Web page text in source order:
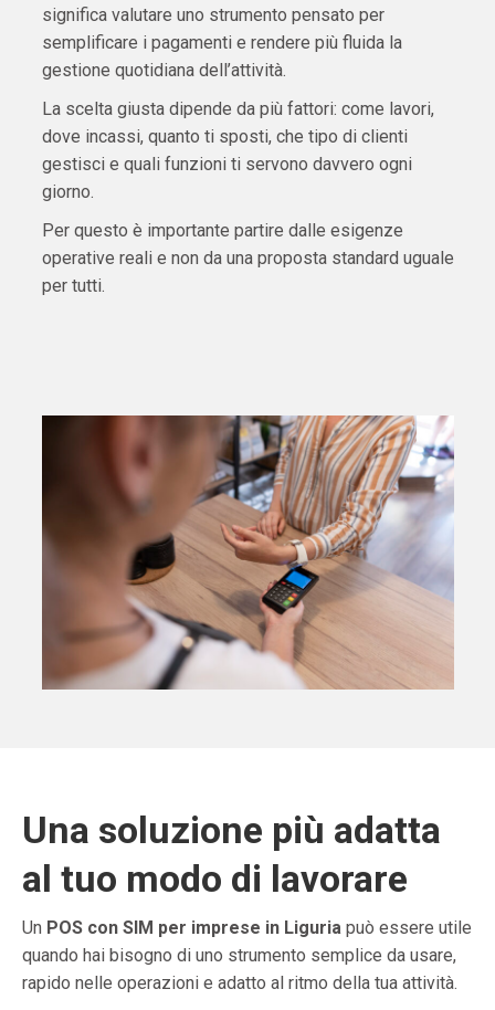
significa valutare uno strumento pensato per
semplificare i pagamenti e rendere più fluida la
gestione quotidiana dell’attività.
La scelta giusta dipende da più fattori: come lavori,
dove incassi, quanto ti sposti, che tipo di clienti
gestisci e quali funzioni ti servono davvero ogni
giorno.
Per questo è importante partire dalle esigenze
operative reali e non da una proposta standard uguale
per tutti.
Una soluzione più adatta
al tuo modo di lavorare
Un POS con SIM per imprese in Liguria può essere utile
quando hai bisogno di uno strumento semplice da usare,
rapido nelle operazioni e adatto al ritmo della tua attività.